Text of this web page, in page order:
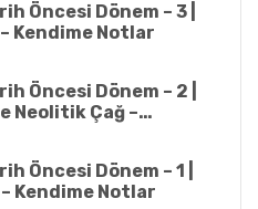
Öncesi Dönem – 3 |
Kendime Notlar
Öncesi Dönem – 2 |
Neolitik Çağ –
Öncesi Dönem – 1 |
Kendime Notlar